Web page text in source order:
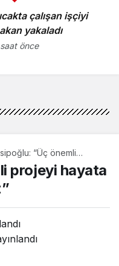
çalışan işçiyi
yakaladı
önce
“Üç önemli
hayata geçirmeyi
projeyi hayata